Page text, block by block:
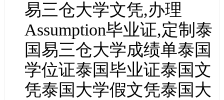
易三仓大学文凭,办理
Assumption毕业证,定制泰
国易三仓大学成绩单泰国
学位证泰国毕业证泰国文
凭泰国大学假文凭泰国大